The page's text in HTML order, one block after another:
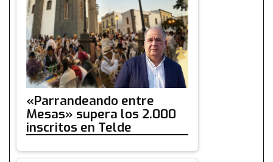
«Parrandeando entre
Mesas» supera los 2.000
inscritos en Telde